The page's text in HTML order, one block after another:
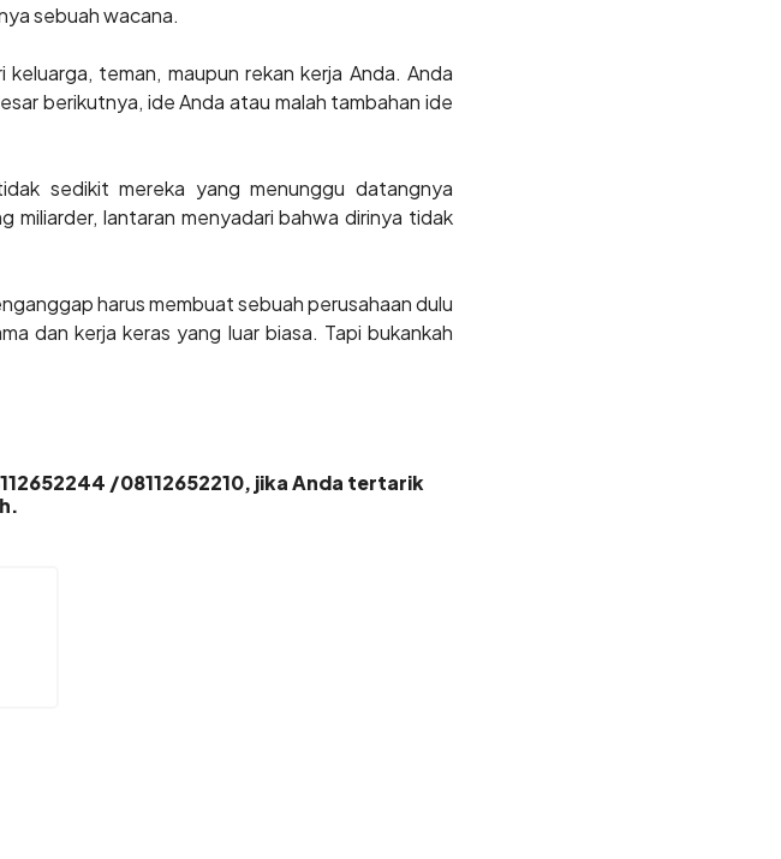
sebuah wacana.
teman, maupun rekan kerja Anda. Anda
berikutnya, ide Anda atau malah tambahan ide
sedikit mereka yang menunggu datangnya
miliarder, lantaran menyadari bahwa dirinya tidak
harus membuat sebuah perusahaan dulu
dan kerja keras yang luar biasa. Tapi bukankah
/08112652210, jika Anda tertarik